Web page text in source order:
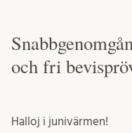
och fri
Halloj i junivärmen!